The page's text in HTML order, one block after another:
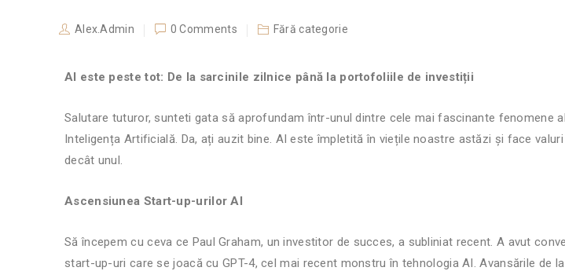
Alex.Admin 0 Comments Fără categorie
AI este peste tot: De la sarcinile zilnice până la portofoliile de investiții
Salutare tuturor, sunteti gata să aprofundam într-unul dintre cele mai fascinante fenomene
Inteligența Artificială. Da, ați auzit bine. AI este împletită în viețile noastre astăzi și face
decât unul.
Ascensiunea Start-up-urilor AI
Să începem cu ceva ce Paul Graham, un investitor de succes, a subliniat recent. A avut
start-up-uri care se joacă cu GPT-4, cel mai recent monstru în tehnologia AI. Avansările de la